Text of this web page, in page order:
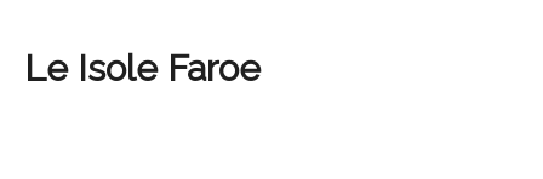
Le Isole Faroe